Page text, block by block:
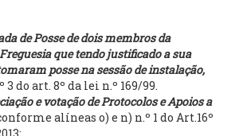
ASSOCIATIVISMO
de Posse de dois membros da
que tendo justificado a sua
posse na sessão de instalação,
do art. 8º da lei n.º 169/99.
e votação de Protocolos e Apoios a
alíneas o) e n) n.º 1 do Art.16º